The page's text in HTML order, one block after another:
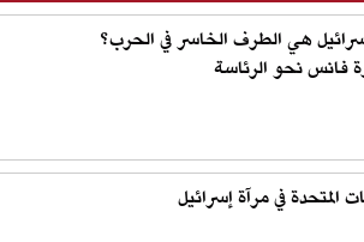
هي الطرف الخاسر في الحرب؟
فانس نحو الرئاسة
المتحدة في مرآة إسرائيل